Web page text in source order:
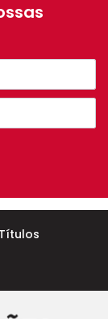
Títulos